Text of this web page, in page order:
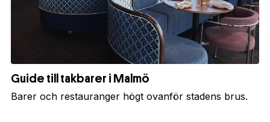
Guide till takbarer i Malmö
Barer och restauranger högt ovanför stadens brus.